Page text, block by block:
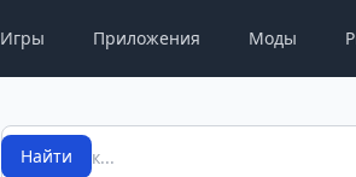
Игры Приложения Моды
Поиск
Найти